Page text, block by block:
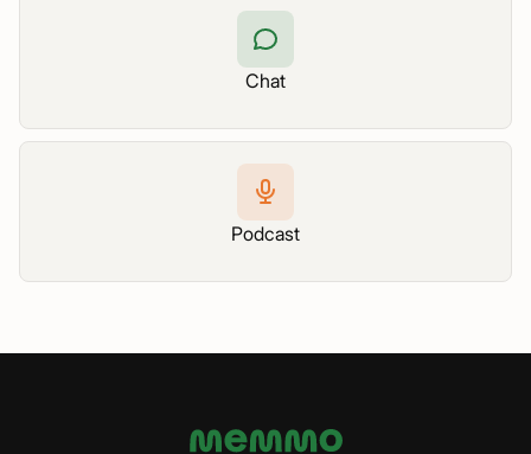
Chat
Podcast